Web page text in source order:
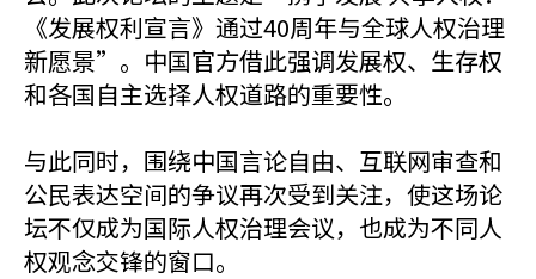
《发展权利宣言》通过40周年与全球人权治理
新愿景”。中国官方借此强调发展权、生存权
和各国自主选择人权道路的重要性。
与此同时，围绕中国言论自由、互联网审查和
公民表达空间的争议再次受到关注，使这场论
坛不仅成为国际人权治理会议，也成为不同人
权观念交锋的窗口。